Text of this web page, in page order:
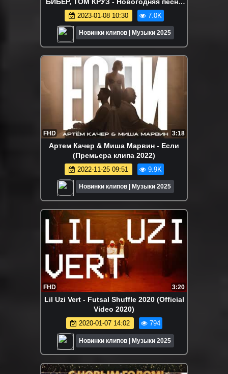
(Премьера клипа 2023)
2023-01-08 10:30 7.0K
Новинки клипов | Музыки 2025
FHD 3:18
Артем Качер & Миша Марвин - Если
(Премьера клипа 2022)
2022-11-25 09:51 9.9K
Новинки клипов | Музыки 2025
FHD 3:20
Lil Uzi Vert - Futsal Shuffle 2020 (Official
Video 2020)
2020-01-07 14:02 794
Новинки клипов | Музыки 2025